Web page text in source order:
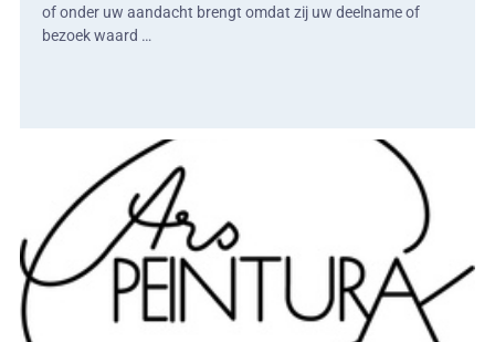
of onder uw aandacht brengt omdat zij uw deelname of
bezoek waard …